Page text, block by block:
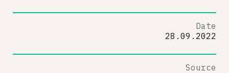
Date
28.09.2022
Source